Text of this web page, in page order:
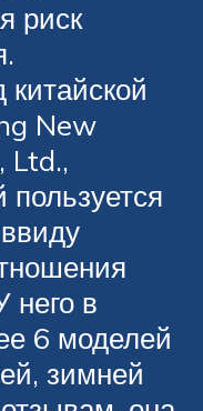
риск
New
Ltd.,
пользуется
него в
6 моделей
зимней